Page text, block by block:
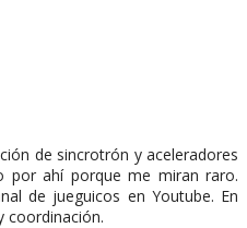
de sincrotrón y aceleradores
por ahí porque me miran raro.
de jueguicos en Youtube. En
coordinación.